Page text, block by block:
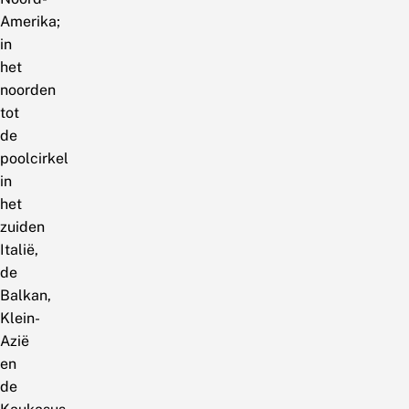
Amerika;
in
het
noorden
tot
de
poolcirkel
in
het
zuiden
Italië,
de
Balkan,
Klein-
Azië
en
de